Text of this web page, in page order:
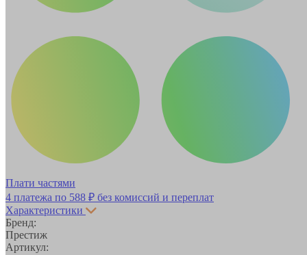
Плати частями
4 платежа по 588 ₽ без комиссий и переплат
Характеристики
Бренд:
Престиж
Артикул: